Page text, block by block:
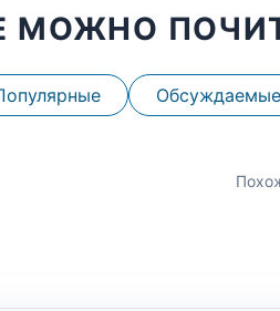
МОЖНО
Обсуждаемые